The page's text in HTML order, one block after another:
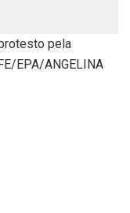
pela
EPA/ANGELINA